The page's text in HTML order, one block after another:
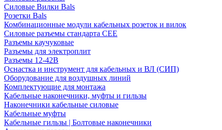
Силовые Вилки Bals
Розетки Bals
Комбинационные модули кабельных розеток и вилок
Силовые разъемы стандарта CEE
Разъемы каучуковые
Разъемы для электроплит
Разъемы 12-42В
Оснастка и инструмент для кабельных и ВЛ (СИП)
Оборудование для воздушных линий
Комплектующие для монтажа
Кабельные наконечники, муфты и гильзы
Наконечники кабельные силовые
Кабельные муфты
Кабельные гильзы | Болтовые наконечники